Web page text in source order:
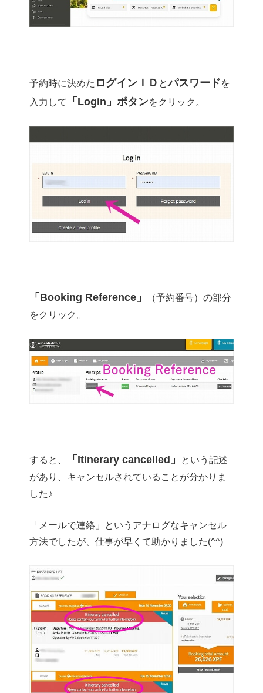
予約時に決めた ログインＩＤ とパスワードを
入力して
「Login」ボタンをクリック。
「Booking Reference」
（予約番号）の部分
をクリック。
すると、 「Itinerary cancelled」
という記述
があり、キャンセルされていることが分かりま
した♪
「メールで連絡」というアナログなキャンセル
方法でしたが、仕事が早くて助かりました(^^)